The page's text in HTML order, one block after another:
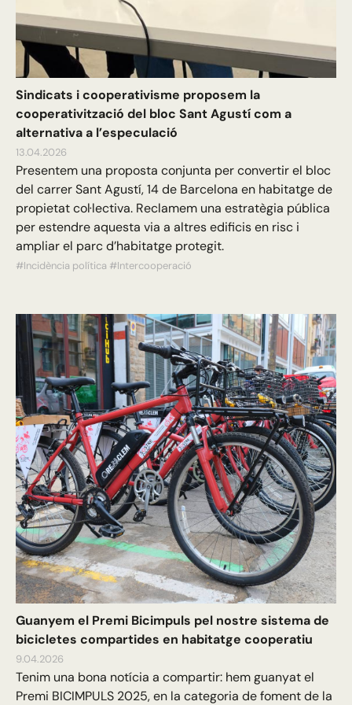
Sindicats i cooperativisme proposem la
cooperativització del bloc Sant Agustí com a
alternativa a l’especulació
13.04.2026
Presentem una proposta conjunta per convertir el bloc
del carrer Sant Agustí, 14 de Barcelona en habitatge de
propietat col·lectiva. Reclamem una estratègia pública
per estendre aquesta via a altres edificis en risc i
ampliar el parc d’habitatge protegit.
#Incidència política #Intercooperació
Guanyem el Premi Bicimpuls pel nostre sistema de
bicicletes compartides en habitatge cooperatiu
9.04.2026
Tenim una bona notícia a compartir: hem guanyat el
Premi BICIMPULS 2025, en la categoria de foment de la